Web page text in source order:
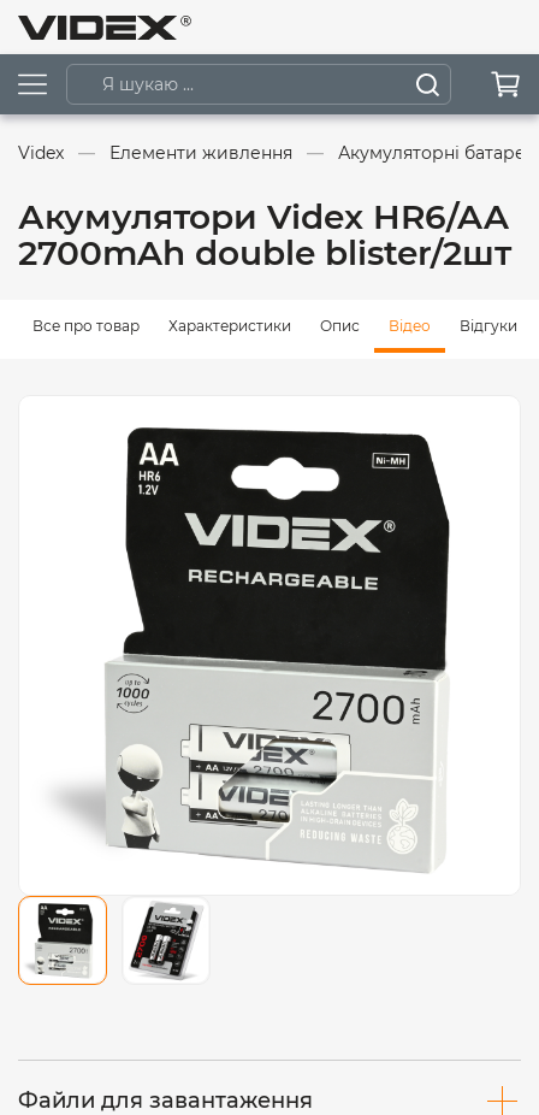
Videx Елементи живлення Акумуляторні
Акумулятори Videx HR6/AA
2700mAh double blister/2шт
Все про товар Характеристики Опис Відео Відгуки (0)
Файли для завантаження